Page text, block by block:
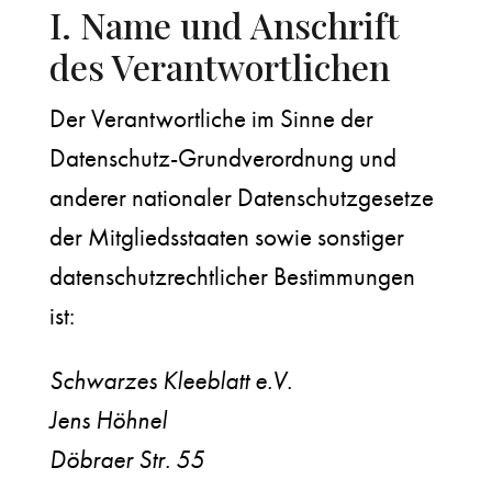
I. Name und Anschrift
des Verantwortlichen
Der Verantwortliche im Sinne der
Datenschutz-Grundverordnung und
anderer nationaler Datenschutzgesetze
der Mitgliedsstaaten sowie sonstiger
datenschutzrechtlicher Bestimmungen
ist:
Schwarzes Kleeblatt e.V.
Jens Höhnel
Döbraer Str. 55